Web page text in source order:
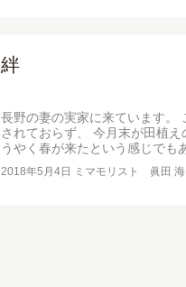
絆
長野の妻の実家に来ています。
されておらず、 今月末が田植
うやく春が来たという感じでも
2018年5月4日 ミマモリスト 眞田 海